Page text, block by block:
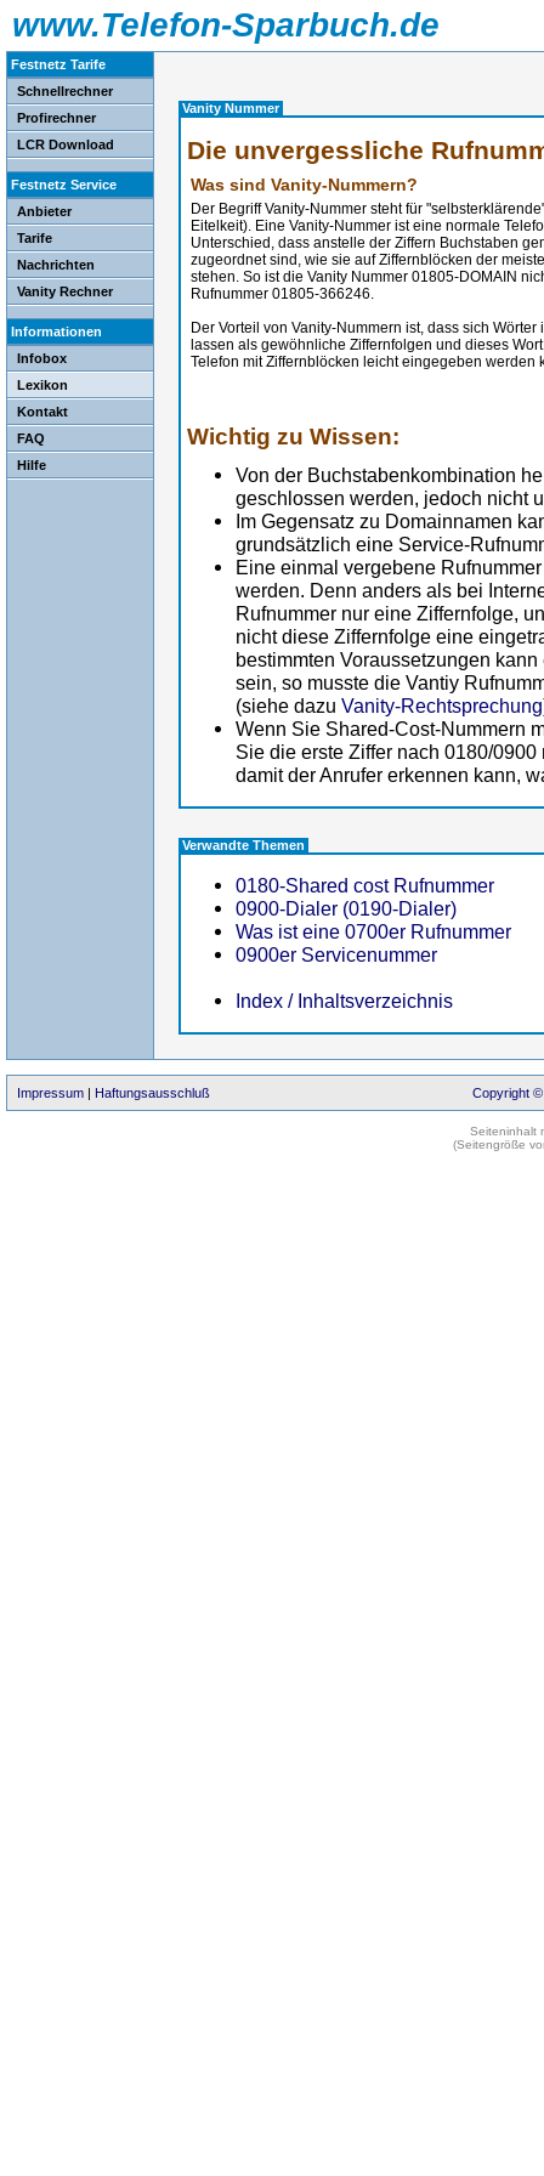
www.Telefon-Sparbuch.de
Festnetz Tarife
Schnellrechner
Profirechner
LCR Download
Festnetz Service
Anbieter
Tarife
Nachrichten
Vanity Rechner
Informationen
Infobox
Lexikon
Kontakt
FAQ
Hilfe
Vanity Nummer
Die unvergessliche
Was sind Vanity-Nummern?
Der Begriff Vanity-Nummer steht für
Eitelkeit). Eine Vanity-Nummer ist eine normale
Unterschied, dass anstelle der Ziffern Buchstaben
zugeordnet sind, wie sie auf Ziffernblöcken der
stehen. So ist die Vanity Nummer 01805-DOMAIN
Rufnummer 01805-366246.
Der Vorteil von Vanity-Nummern ist, dass sich
lassen als gewöhnliche Ziffernfolgen und dieses
Telefon mit Ziffernblöcken leicht eingegeben werden
Wichtig zu Wissen:
Von der Buchstabenkombination
geschlossen werden, jedoch nicht
Im Gegensatz zu Domainnamen
grundsätzlich eine Service-
Eine einmal vergebene
werden. Denn anders als bei
Rufnummer nur eine Ziffernfolge,
nicht diese Ziffernfolge eine
bestimmten Voraussetzungen
sein, so musste die Vantiy
(siehe dazu Vanity-Rechtsprechung
Wenn Sie Shared-Cost-Nummern
Sie die erste Ziffer nach 0180/
damit der Anrufer erkennen kann,
Verwandte Themen
0180-Shared cost Rufnummer
0900-Dialer (0190-Dialer)
Was ist eine 0700er Rufnummer
0900er Servicenummer
Index / Inhaltsverzeichnis
Impressum | Haftungsausschluß Copyright ©
Seiteninhalt
(Seitengröße